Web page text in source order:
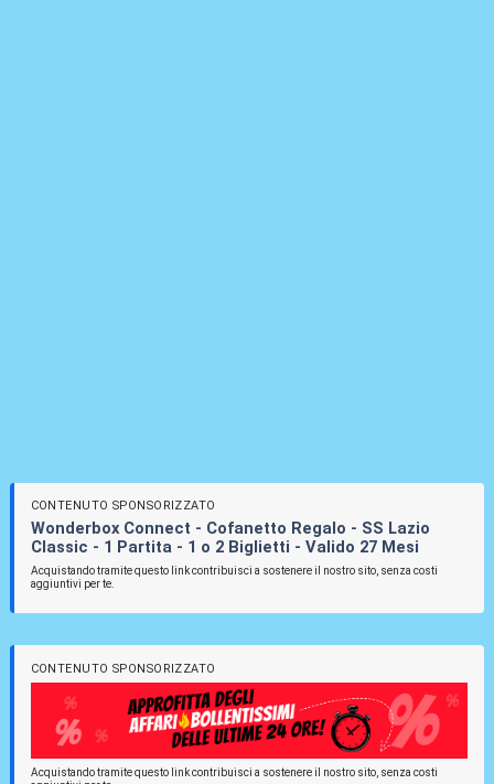
CONTENUTO SPONSORIZZATO
Wonderbox Connect - Cofanetto Regalo - SS Lazio
Classic - 1 Partita - 1 o 2 Biglietti - Valido 27 Mesi
Acquistando tramite questo link contribuisci a sostenere il nostro sito, senza costi
aggiuntivi per te.
CONTENUTO SPONSORIZZATO
Acquistando tramite questo link contribuisci a sostenere il nostro sito, senza costi